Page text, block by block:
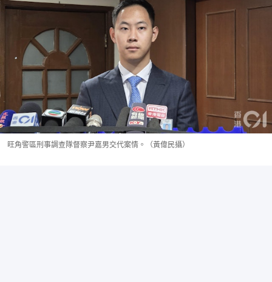
旺角警區刑事調查隊督察尹嘉男交代案情。（黃偉民攝）